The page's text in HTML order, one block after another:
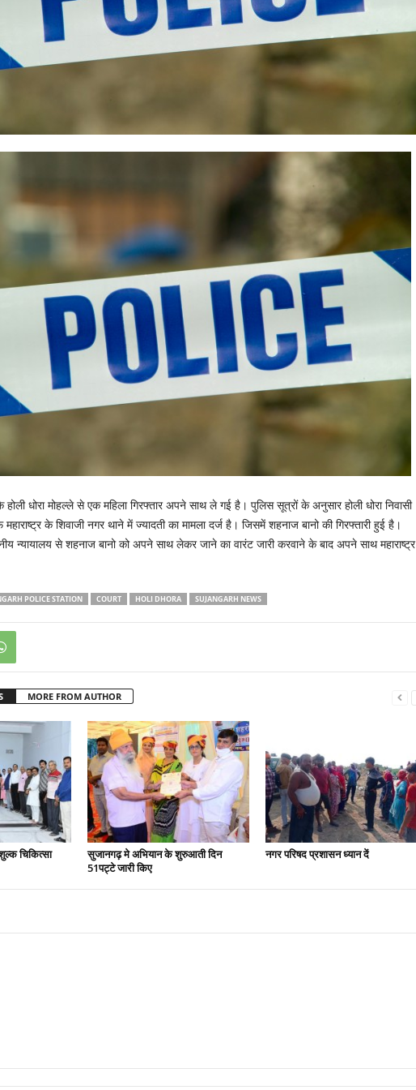
e
होली धोरा मोहल्ले से एक महिला गिरफ्तार अपने साथ ले गई है। पुलिस सूत्रों के अनुसार होली धोरा निवासी
के शिवाजी नगर थाने में ज्यादती का मामला दर्ज है। जिसमें शहनाज बानो की गिरफ्तारी हुई है।
न्यायालय से शहनाज बानो को अपने साथ लेकर जाने का वारंट जारी करवाने के बाद अपने साथ महाराष्ट्र
POLICE STATION COURT HOLI DHORA SUJANGARH NEWS
MORE FROM AUTHOR
चिकित्सा
सुजानगढ़ मे अभियान के शुरुआती दिन
51पट्टे जारी किए
नगर परिषद प्रशासन ध्यान दें